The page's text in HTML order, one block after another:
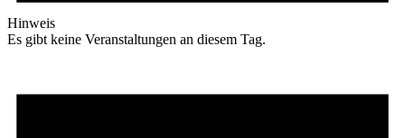
Hinweis
Es gibt keine Veranstaltungen an diesem Tag.